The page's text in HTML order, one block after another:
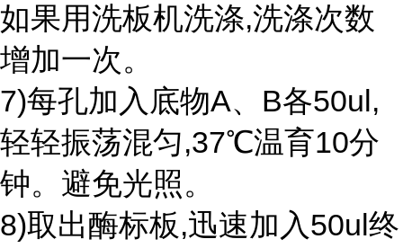
如果用洗板机洗涤,洗涤次数
增加一次。
7)每孔加入底物A、B各50ul,
轻轻振荡混匀,37℃温育10分
钟。避免光照。
8)取出酶标板,迅速加入50ul终